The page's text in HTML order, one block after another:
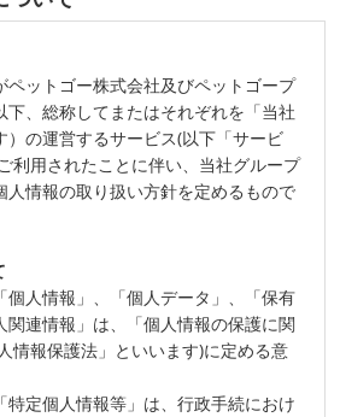
ペットゴー株式会社及びペットゴープ
下、総称してまたはそれぞれを「当社
）の運営するサービス(以下「サービ
利用されたことに伴い、当社グループ
人情報の取り扱い方針を定めるもので
個人情報」、「個人データ」、「保有
関連情報」は、「個人情報の保護に関
情報保護法」といいます)に定める意
特定個人情報等」は、行政手続におけ